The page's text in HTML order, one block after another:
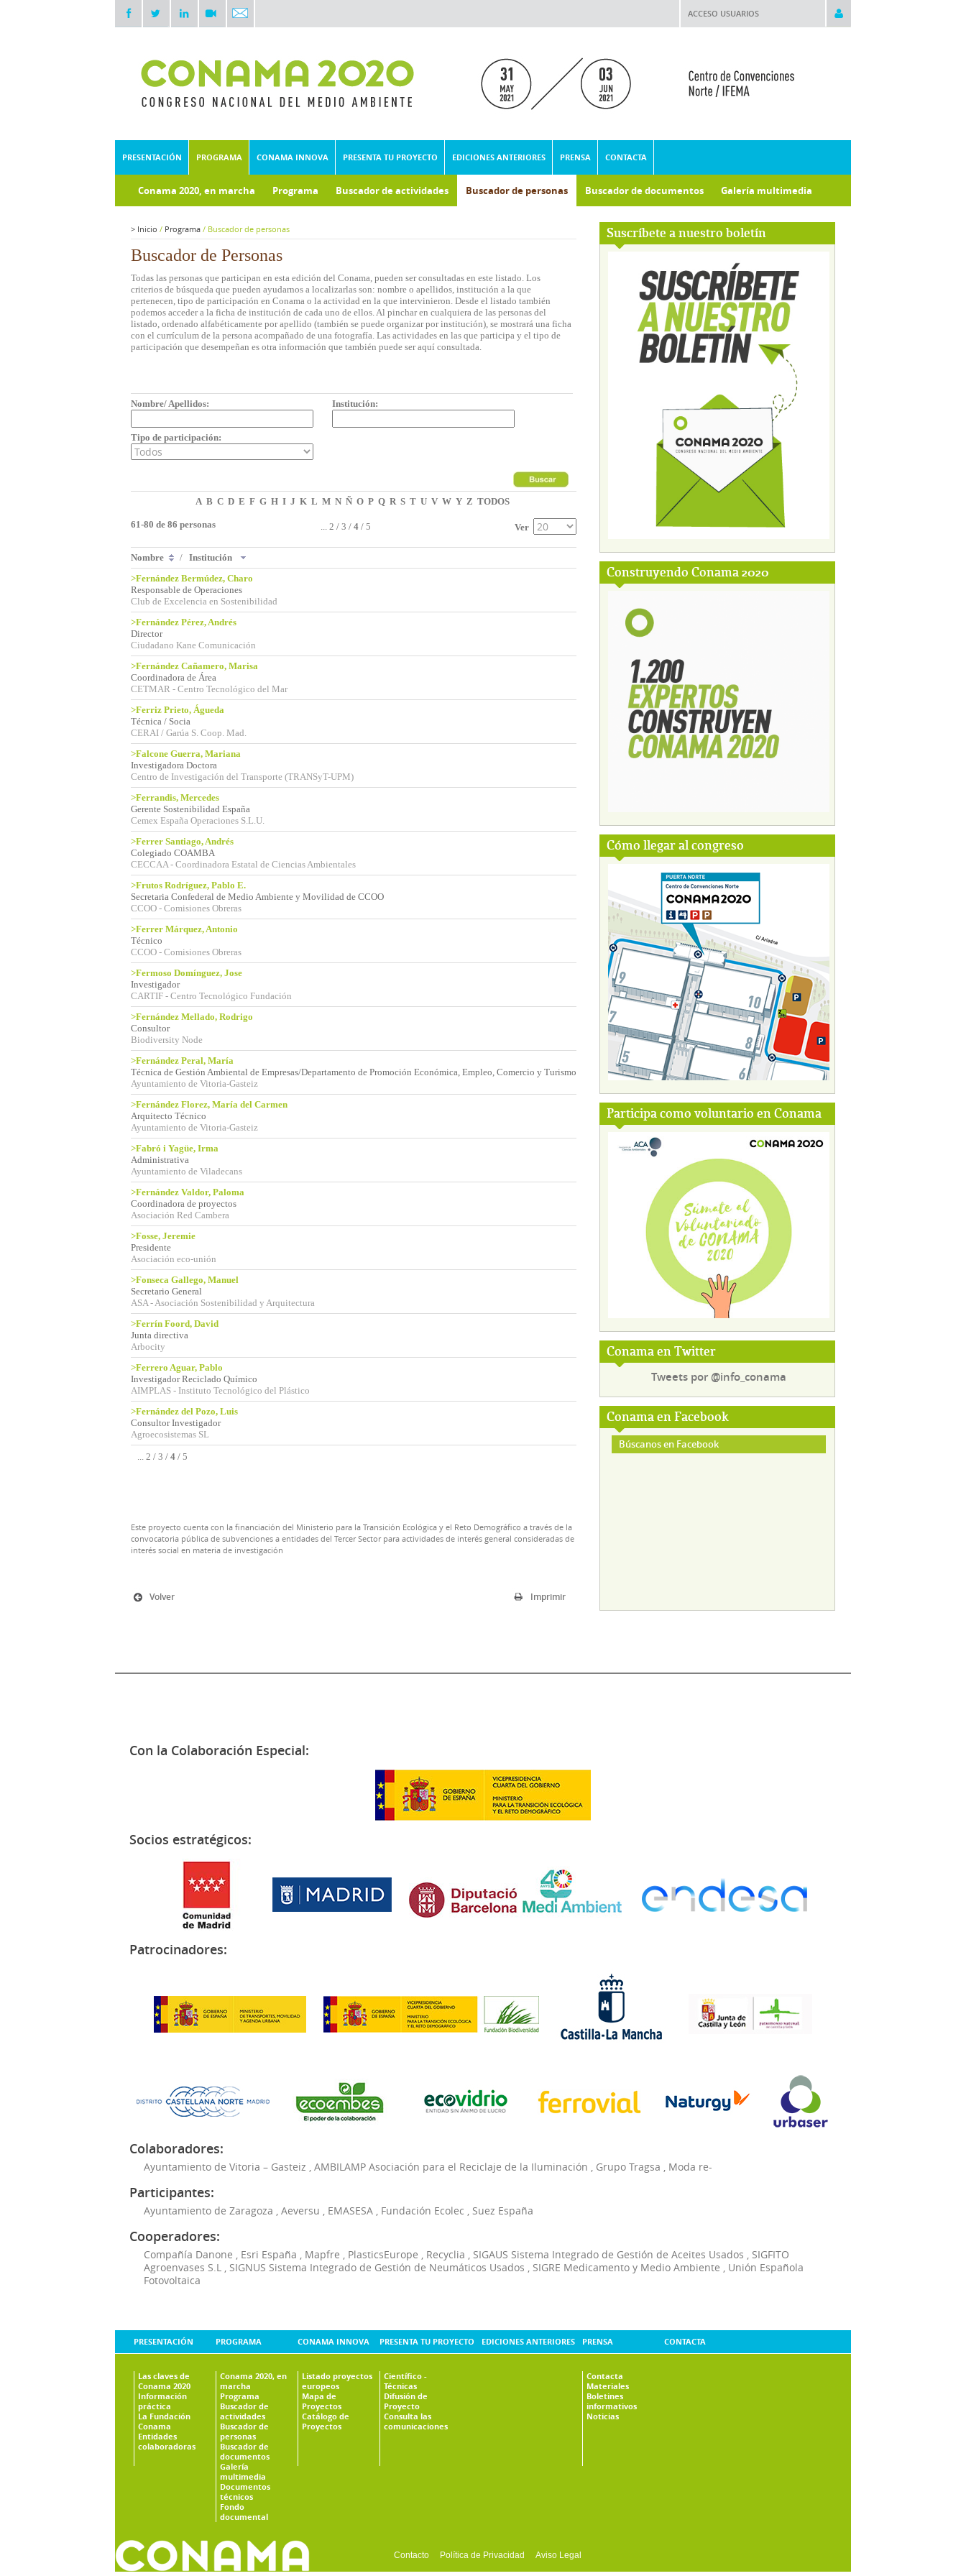
ACCESO USUARIOS
PRESENTACIÓN PROGRAMA CONAMA INNOVA PRESENTA TU PROYECTO EDICIONES ANTERIORES PRENSA CONTACTA
Conama 2020, en marcha Programa Buscador de actividades Buscador de personas Buscador de documentos Galería multimedia
Suscríbete a nuestro boletín
Construyendo Conama 2020
Cómo llegar al congreso
Participa como voluntario en Conama
Conama en Twitter
Tweets por @info_conama
Conama en Facebook
Búscanos en Facebook
> Inicio / Programa / Buscador de personas
Buscador de Personas
Todas las personas que participan en esta edición del Conama, pueden ser consultadas en este listado. Los
criterios de búsqueda que pueden ayudarnos a localizarlas son: nombre o apellidos, institución a la que
pertenecen, tipo de participación en Conama o la actividad en la que intervinieron. Desde el listado también
podemos acceder a la ficha de institución de cada uno de ellos. Al pinchar en cualquiera de las personas del
listado, ordenado alfabéticamente por apellido (también se puede organizar por institución), se mostrará una ficha
con el currículum de la persona acompañado de una fotografía. Las actividades en las que participa y el tipo de
participación que desempeñan es otra información que también puede ser aquí consultada.
Nombre/ Apellidos: Institución:
Tipo de participación:
A B C D E F G H I J K L M N Ñ O P Q R S T U V W Y Z TODOS
61-80 de 86 personas ... 2 / 3 / 4 / 5 Ver
Nombre / Institución
>Fernández Bermúdez, Charo
Responsable de Operaciones
Club de Excelencia en Sostenibilidad
>Fernández Pérez, Andrés
Director
Ciudadano Kane Comunicación
>Fernández Cañamero, Marisa
Coordinadora de Área
CETMAR - Centro Tecnológico del Mar
>Ferriz Prieto, Águeda
Técnica / Socia
CERAI / Garúa S. Coop. Mad.
>Falcone Guerra, Mariana
Investigadora Doctora
Centro de Investigación del Transporte (TRANSyT-UPM)
>Ferrandis, Mercedes
Gerente Sostenibilidad España
Cemex España Operaciones S.L.U.
>Ferrer Santiago, Andrés
Colegiado COAMBA
CECCAA - Coordinadora Estatal de Ciencias Ambientales
>Frutos Rodríguez, Pablo E.
Secretaria Confederal de Medio Ambiente y Movilidad de CCOO
CCOO - Comisiones Obreras
>Ferrer Márquez, Antonio
Técnico
CCOO - Comisiones Obreras
>Fermoso Domínguez, Jose
Investigador
CARTIF - Centro Tecnológico Fundación
>Fernández Mellado, Rodrigo
Consultor
Biodiversity Node
>Fernández Peral, María
Técnica de Gestión Ambiental de Empresas/Departamento de Promoción Económica, Empleo, Comercio y Turismo
Ayuntamiento de Vitoria-Gasteiz
>Fernández Florez, María del Carmen
Arquitecto Técnico
Ayuntamiento de Vitoria-Gasteiz
>Fabró i Yagüe, Irma
Administrativa
Ayuntamiento de Viladecans
>Fernández Valdor, Paloma
Coordinadora de proyectos
Asociación Red Cambera
>Fosse, Jeremie
Presidente
Asociación eco-unión
>Fonseca Gallego, Manuel
Secretario General
ASA - Asociación Sostenibilidad y Arquitectura
>Ferrín Foord, David
Junta directiva
Arbocity
>Ferrero Aguar, Pablo
Investigador Reciclado Químico
AIMPLAS - Instituto Tecnológico del Plástico
>Fernández del Pozo, Luis
Consultor Investigador
Agroecosistemas SL
... 2 / 3 / 4 / 5
Este proyecto cuenta con la financiación del Ministerio para la Transición Ecológica y el Reto Demográfico a través de la
convocatoria pública de subvenciones a entidades del Tercer Sector para actividades de interés general consideradas de
interés social en materia de investigación
Imprimir
Volver
Con la Colaboración Especial:
Socios estratégicos:
Patrocinadores:
Colaboradores:
Ayuntamiento de Vitoria – Gasteiz , AMBILAMP Asociación para el Reciclaje de la Iluminación , Grupo Tragsa , Moda re-
Participantes:
Ayuntamiento de Zaragoza , Aeversu , EMASESA , Fundación Ecolec , Suez España
Cooperadores:
Compañía Danone , Esri España , Mapfre , PlasticsEurope , Recyclia , SIGAUS Sistema Integrado de Gestión de Aceites Usados , SIGFITO
Agroenvases S.L , SIGNUS Sistema Integrado de Gestión de Neumáticos Usados , SIGRE Medicamento y Medio Ambiente , Unión Española
Fotovoltaica
PRESENTACIÓN
Las claves de
Conama 2020
Información
práctica
La Fundación
Conama
Entidades
colaboradoras
PROGRAMA
Conama 2020, en
marcha
Programa
Buscador de
actividades
Buscador de
personas
Buscador de
documentos
Galería
multimedia
Documentos
técnicos
Fondo
documental
CONAMA INNOVA
Listado proyectos
europeos
Mapa de
Proyectos
Catálogo de
Proyectos
PRESENTA TU PROYECTO
Científico -
Técnicas
Difusión de
Proyecto
Consulta las
comunicaciones
EDICIONES ANTERIORES PRENSA
Contacta
Materiales
Boletines
informativos
Noticias
CONTACTA
Contacto Política de Privacidad Aviso Legal